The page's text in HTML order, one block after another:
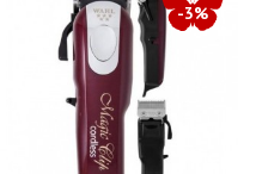
-3%